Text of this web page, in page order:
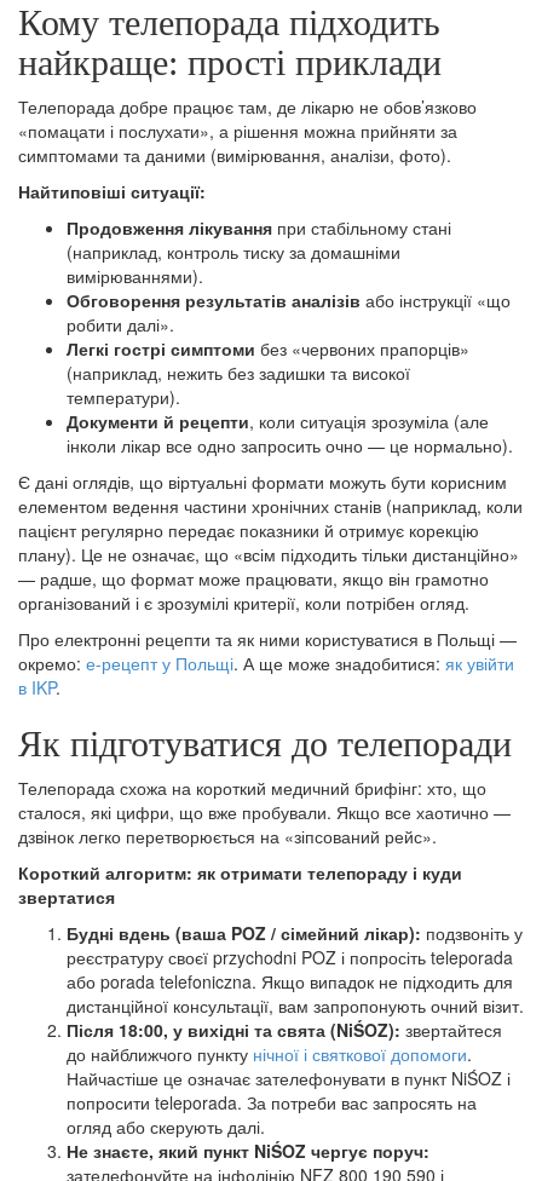
Кому телепорада підходить
найкраще: прості приклади
Телепорада добре працює там, де лікарю не обов’язково
«помацати і послухати», а рішення можна прийняти за
симптомами та даними (вимірювання, аналізи, фото).
Найтиповіші ситуації:
Продовження лікування при стабільному стані
(наприклад, контроль тиску за домашніми
вимірюваннями).
Обговорення результатів аналізів або інструкції «що
робити далі».
Легкі гострі симптоми без «червоних прапорців»
(наприклад, нежить без задишки та високої
температури).
Документи й рецепти, коли ситуація зрозуміла (але
інколи лікар все одно запросить очно — це нормально).
Є дані оглядів, що віртуальні формати можуть бути корисним
елементом ведення частини хронічних станів (наприклад, коли
пацієнт регулярно передає показники й отримує корекцію
плану). Це не означає, що «всім підходить тільки дистанційно»
— радше, що формат може працювати, якщо він грамотно
організований і є зрозумілі критерії, коли потрібен огляд.
Про електронні рецепти та як ними користуватися в Польщі —
окремо: е-рецепт у Польщі. А ще може знадобитися: як увійти
в IKP.
Як підготуватися до телепоради
Телепорада схожа на короткий медичний брифінг: хто, що
сталося, які цифри, що вже пробували. Якщо все хаотично —
дзвінок легко перетворюється на «зіпсований рейс».
Короткий алгоритм: як отримати телепораду і куди
звертатися
Будні вдень (ваша POZ / сімейний лікар): подзвоніть у
реєстратуру своєї przychodni POZ і попросіть teleporada
або porada telefoniczna. Якщо випадок не підходить для
дистанційної консультації, вам запропонують очний візит.
Після 18:00, у вихідні та свята (NiŚOZ): звертайтеся
до найближчого пункту нічної і святкової допомоги.
Найчастіше це означає зателефонувати в пункт NiŚOZ і
попросити teleporada. За потреби вас запросять на
огляд або скерують далі.
Не знаєте, який пункт NiŚOZ чергує поруч:
зателефонуйте на інфолінію NFZ 800 190 590 і